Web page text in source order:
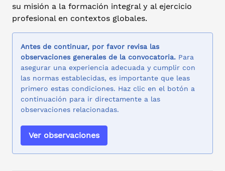
su misión a la formación integral y al ejercicio
profesional en contextos globales.
Antes de continuar, por favor revisa las
observaciones generales de la convocatoria. Para
asegurar una experiencia adecuada y cumplir con
las normas establecidas, es importante que leas
primero estas condiciones. Haz clic en el botón a
continuación para ir directamente a las
observaciones relacionadas.
Ver observaciones